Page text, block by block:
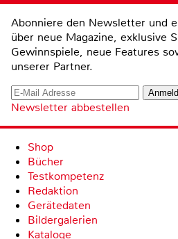
Abonniere den Newsletter und
über neue Magazine, exklusive
Gewinnspiele, neue Features
unserer Partner.
Newsletter abbestellen
Shop
Bücher
Testkompetenz
Redaktion
Gerätedaten
Bildergalerien
Kataloge